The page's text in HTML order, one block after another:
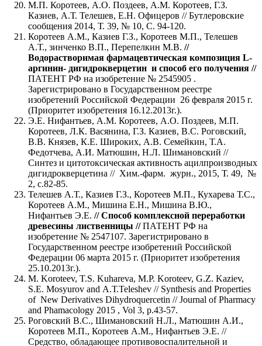
М.П. Коротеев, А.О. Поздеев, А.М. Коротеев, Г.З.
Казиев, А.Т. Телешев, Е.Н. Офицеров // Бутлеровские
сообщения 2014, Т. 39, № 10, С. 94-120.
Коротеев А.М., Казиев Г.З., Коротеев М.П., Телешев
А.Т., зинченко В.П., Перепелкин М.В. //
Водорастворимая фармацевтическая композиция L-
аргинин- дигидрокверцетин и способ его получения //
ПАТЕНТ РФ на изобретение № 2545905 .
Зарегистрировано в Государственном реестре
изобретений Российской Федерации 26 февраля 2015 г.
(Приоритет изобретения 16.12.2013г.).
Э.Е. Нифантьев, А.М. Коротеев, А.О. Поздеев, М.П.
Коротеев, Л.К. Васянина, Г.З. Казиев, В.С. Роговский,
В.В. Князев, К.Е. Широких, А.В. Семейкин, Т.А.
Федотчева, А.И. Матюшин, Н.Л. Шимановский //
Синтез и цитотоксическая активность ацилпроизводных
дигидрокверцетина // Хим.-фарм. журн., 2015, Т. 49, №
2, с.82-85.
Телешев А.Т., Казиев Г.З., Коротеев М.П., Кухарева Т.С.,
Коротеев А.М., Мишина Е.Н., Мишина В.Ю.,
Нифантьев Э.Е. // Способ комплексной переработки
древесины лиственницы //ПАТЕНТ РФ на
изобретение № 2547107. Зарегистрировано в
Государственном реестре изобретений Российской
Федерации 06 марта 2015 г. (Приоритет изобретения
25.10.2013г.).
M. Koroteev, T.S. Kuhareva, M.P. Koroteev, G.Z. Kaziev,
S.E. Mosyurov and А.Т.Теleshev // Synthesis and Properties
of New Derivatives Dihydroquercetin //Journal of Pharmacy
and Phamacology 2015 , Vol 3, p.43-57.
Роговский В.С., Шимановский Н.Л., Матюшин А.И.,
Коротеев М.П., Коротеев А.М., Нифантьев Э.Е. //
Средство, обладающее противовоспалительной и